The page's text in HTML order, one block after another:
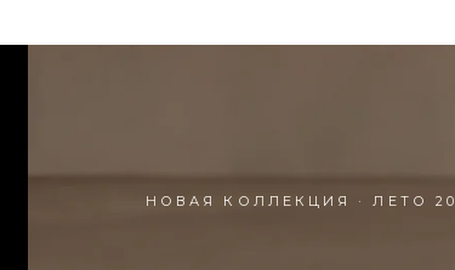
НОВАЯ КОЛЛЕКЦИЯ · ЛЕТО